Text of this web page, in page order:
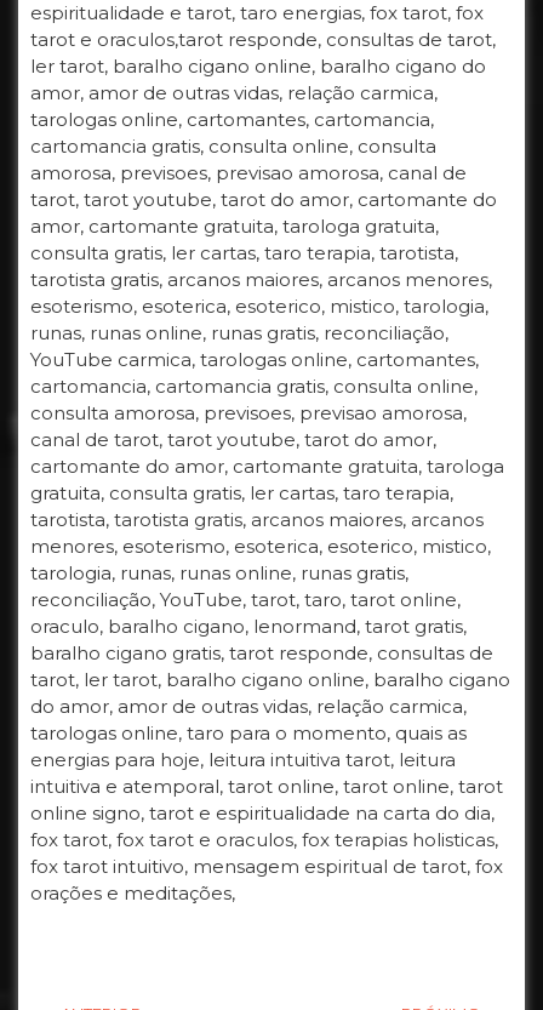
espiritualidade e tarot, taro energias, fox tarot, fox
tarot e oraculos,tarot responde, consultas de tarot,
ler tarot, baralho cigano online, baralho cigano do
amor, amor de outras vidas, relação carmica,
tarologas online, cartomantes, cartomancia,
cartomancia gratis, consulta online, consulta
amorosa, previsoes, previsao amorosa, canal de
tarot, tarot youtube, tarot do amor, cartomante do
amor, cartomante gratuita, tarologa gratuita,
consulta gratis, ler cartas, taro terapia, tarotista,
tarotista gratis, arcanos maiores, arcanos menores,
esoterismo, esoterica, esoterico, mistico, tarologia,
runas, runas online, runas gratis, reconciliação,
YouTube carmica, tarologas online, cartomantes,
cartomancia, cartomancia gratis, consulta online,
consulta amorosa, previsoes, previsao amorosa,
canal de tarot, tarot youtube, tarot do amor,
cartomante do amor, cartomante gratuita, tarologa
gratuita, consulta gratis, ler cartas, taro terapia,
tarotista, tarotista gratis, arcanos maiores, arcanos
menores, esoterismo, esoterica, esoterico, mistico,
tarologia, runas, runas online, runas gratis,
reconciliação, YouTube, tarot, taro, tarot online,
oraculo, baralho cigano, lenormand, tarot gratis,
baralho cigano gratis, tarot responde, consultas de
tarot, ler tarot, baralho cigano online, baralho cigano
do amor, amor de outras vidas, relação carmica,
tarologas online, taro para o momento, quais as
energias para hoje, leitura intuitiva tarot, leitura
intuitiva e atemporal, tarot online, tarot online, tarot
online signo, tarot e espiritualidade na carta do dia,
fox tarot, fox tarot e oraculos, fox terapias holisticas,
fox tarot intuitivo, mensagem espiritual de tarot, fox
orações e meditações,